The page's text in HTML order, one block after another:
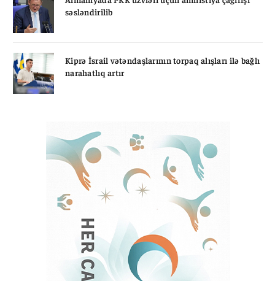
səsləndirilib
Kiprə İsrail vətəndaşlarının torpaq alışları ilə bağlı
narahatlıq artır